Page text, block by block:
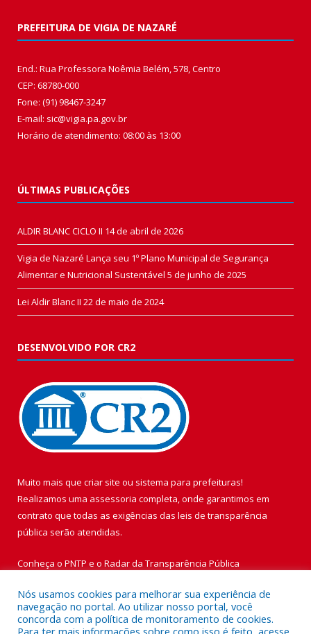
PREFEITURA DE VIGIA DE NAZARÉ
End.: Rua Professora Noêmia Belém, 578, Centro
CEP: 68780-000
Fone: (91) 98467-3247
E-mail: sic@vigia.pa.gov.br
Horário de atendimento: 08:00 às 13:00
ÚLTIMAS PUBLICAÇÕES
ALDIR BLANC CICLO II 14 de abril de 2026
Vigia de Nazaré Lança seu 1º Plano Municipal de Segurança
Alimentar e Nutricional Sustentável 5 de junho de 2025
Lei Aldir Blanc II 22 de maio de 2024
DESENVOLVIDO POR CR2
Muito mais que criar site ou sistema para prefeituras!
Realizamos uma assessoria completa, onde garantimos em
contrato que todas as exigências das leis de transparência
pública serão atendidas.
Conheça o PNTP e o Radar da Transparência Pública
Nós usamos cookies para melhorar sua experiência de
navegação no portal. Ao utilizar nosso portal, você
concorda com a política de monitoramento de cookies.
Para ter mais informações sobre como isso é feito, acesse